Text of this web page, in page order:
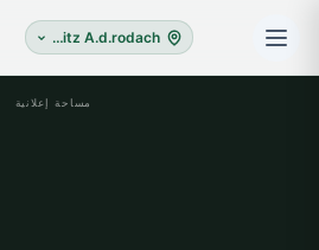
Redwitz A.d.rodach
مساحة إعلانية